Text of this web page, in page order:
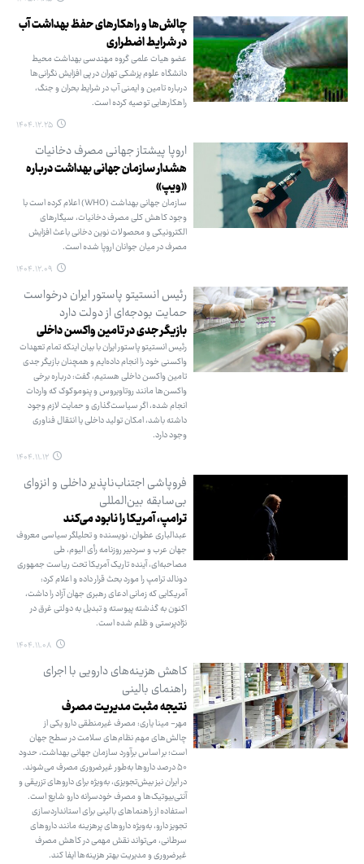
چالش‌ها و راهکارهای حفظ بهداشت آب
در شرایط اضطراری
عضو هیات علمی گروه مهندسی بهداشت محیط
دانشگاه علوم پزشکی تهران در پی افزایش نگرانی‌ها
درباره تامین و ایمنی آب در شرایط بحران و جنگ،
راهکارهایی توصیه کرده است.
۱۴۰۴.۱۲.۲۵
اروپا پیشتاز جهانی مصرف دخانیات
هشدار سازمان جهانی بهداشت درباره
«ویپ»
سازمان جهانی بهداشت (WHO) اعلام کرده است با
وجود کاهش کلی مصرف دخانیات، سیگارهای
الکترونیکی و محصولات نوین دخانی باعث افزایش
مصرف در میان جوانان اروپا شده است.
۱۴۰۴.۱۲.۰۹
رئیس انستیتو پاستور ایران درخواست
حمایت بودجه‌ای از دولت دارد
بازیگر جدی در تامین واکسن داخلی
رئیس انستیتو پاستور ایران با بیان اینکه تمام تعهدات
واکسنی خود را انجام داده‌ایم و همچنان بازیگر جدی
تامین واکسن داخلی هستیم، گفت: درباره برخی
واکسن‌ها مانند روتاویروس و پنوموکوک که واردات
انجام شده، اگر سیاست‌گذاری و حمایت لازم وجود
داشته باشد، امکان تولید داخلی یا انتقال فناوری
وجود دارد.
۱۴۰۴.۱۱.۱۲
فروپاشی اجتناب‌ناپذیر داخلی و انزوای
بی‌سابقه بین‌المللی
ترامپ، آمریکا را نابود می‌کند
عبدالباری عطوان، نویسنده و تحلیلگر سیاسی معروف
جهان عرب و سردبیر روزنامه رأی الیوم، طی
مصاحبه‌ای، آینده تاریک آمریکا تحت ریاست جمهوری
دونالد ترامپ را مورد بحث قرار داده و اعلام کرد:
آمریکایی که زمانی ادعای رهبری جهان آزاد را داشت،
اکنون به گذشته پیوسته و تبدیل به دولتی غرق در
نژادپرستی و ظلم شده است.
۱۴۰۴.۱۱.۰۸
کاهش هزینه‌های دارویی با اجرای
راهنمای بالینی
نتیجه مثبت مدیریت مصرف
مهر- مینا یاری: مصرف غیرمنطقی دارو یکی از
چالش‌های مهم نظام‌های سلامت در سطح جهان
است؛ بر اساس برآورد سازمان جهانی بهداشت، حدود
۵۰ درصد داروها به‌طور غیرضروری مصرف می‌شوند.
در ایران نیز بیش‌تجویزی، به‌ویژه برای داروهای تزریقی و
آنتی‌بیوتیک‌ها و مصرف خودسرانه دارو شایع است.
استفاده از راهنماهای بالینی برای استانداردسازی
تجویز دارو، به‌ویژه داروهای پرهزینه مانند داروهای
سرطانی، می‌تواند نقش مهمی در کاهش مصرف
غیرضروری و مدیریت بهتر هزینه‌ها ایفا کند.